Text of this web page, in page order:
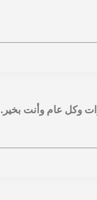
وكل عام وأنت بخير.